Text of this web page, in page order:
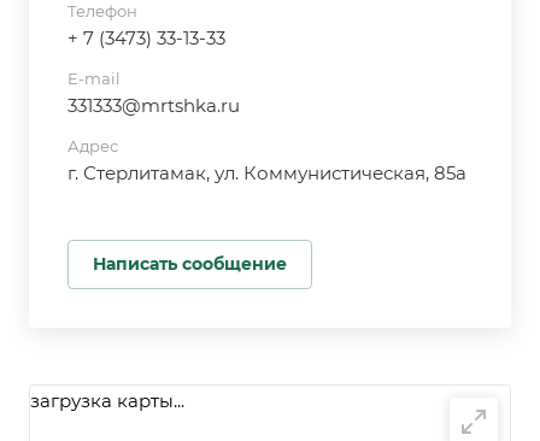
загрузка карты...
Телефон
+ 7 (3473) 33-13-33
E-mail
331333@mrtshka.ru
Адрес
г. Стерлитамак, ул. Коммунистическая, 85а
Написать сообщение